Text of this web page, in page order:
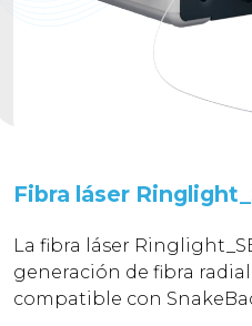
Fibra láser
La fibra láser
generación de fibra
compatible con